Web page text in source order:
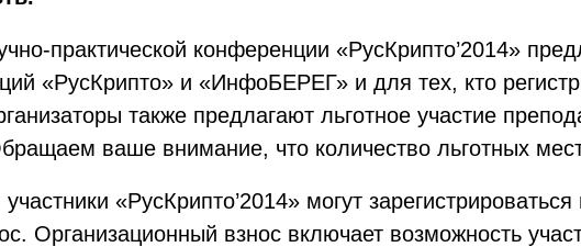
практической конференции «РусКрипто’2014»
«РусКрипто» и «ИнфоБЕРЕГ» и для тех, кто
также предлагают льготное участие
ваше внимание, что количество льготных
«РусКрипто’2014» могут
Организационный взнос включает возможность